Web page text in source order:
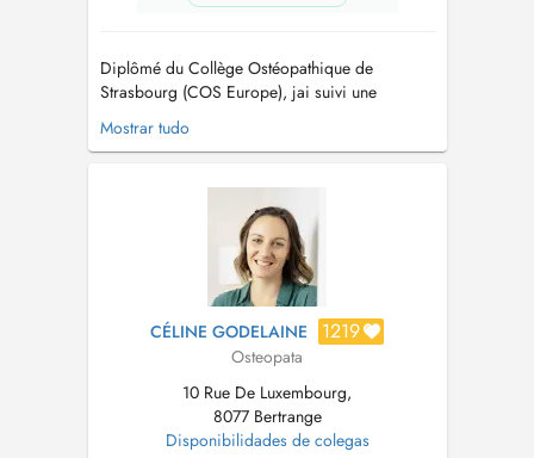
Diplômé du Collège Ostéopathique de
Strasbourg (COS Europe), jai suivi une
formation en ostéopathie en cinq années,
certifiée RNCP niveau 7. Au cours de ma
en milieu hospitalier et en maternité.
Ostéopathe depuis 2022, jexerce également en
Mostrar tudo
CÉLINE GODELAINE 1219
Osteopata
10 Rue De Luxembourg,
8077 Bertrange
Disponibilidades de colegas